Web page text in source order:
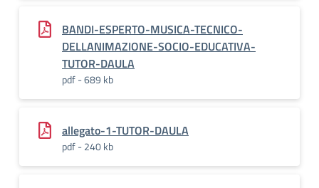
BANDI-ESPERTO-MUSICA-TECNICO-
DELLANIMAZIONE-SOCIO-EDUCATIVA-
TUTOR-DAULA
pdf - 689 kb
allegato-1-TUTOR-DAULA
pdf - 240 kb